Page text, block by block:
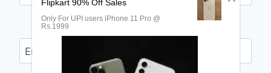
Email